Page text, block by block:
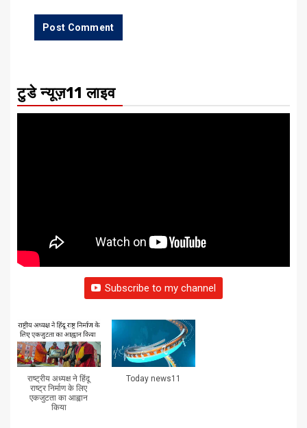
टुडे न्यूज़11 लाइव
Subscribe to my channel
राष्ट्रीय अध्यक्ष ने हिंदू
राष्ट्र निर्माण के लिए
एकजुटता का आह्वान
किया
Today news11